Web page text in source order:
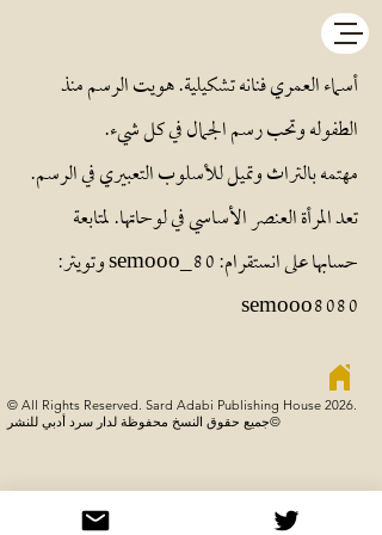
أسماء العمري فنانه تشكيلية. هويت الرسم منذ
الطفوله وتحب رسم الجمال في كل شيء.
مهتمه بالتراث وتميل للأسلوب التعبيري في الرسم.
تعد المرأة العنصر الأساسي في لوحاتها. لمتابعة
حسابها على انستقرام: semooo_80 وتويتر:
semooo8080
© All Rights Reserved. Sard Adabi Publishing House 2026.
جميع حقوق النسخ محفوظة لدار سرد أدبي للنشر©